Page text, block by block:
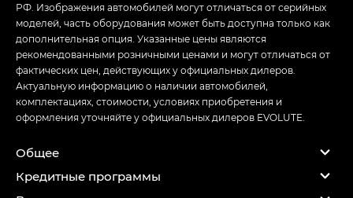
РФ. Изображения автомобилей могут отличаться от серийных
моделей, часть оборудования может быть доступна только как
дополнительная опция. Указанные цены являются
рекомендованными розничными ценами и могут отличаться от
фактических цен, действующих у официальных дилеров.
Актуальную информацию о наличии автомобилей,
комплектациях, стоимости, условиях приобретения и
оформления уточняйте у официальных дилеров EVOLUTE.
Общее
Кредитные программы